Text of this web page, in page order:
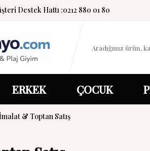
Destek Hattı :0212 880 01 80
ERKEK ÇOCUK
& Toptan Satış